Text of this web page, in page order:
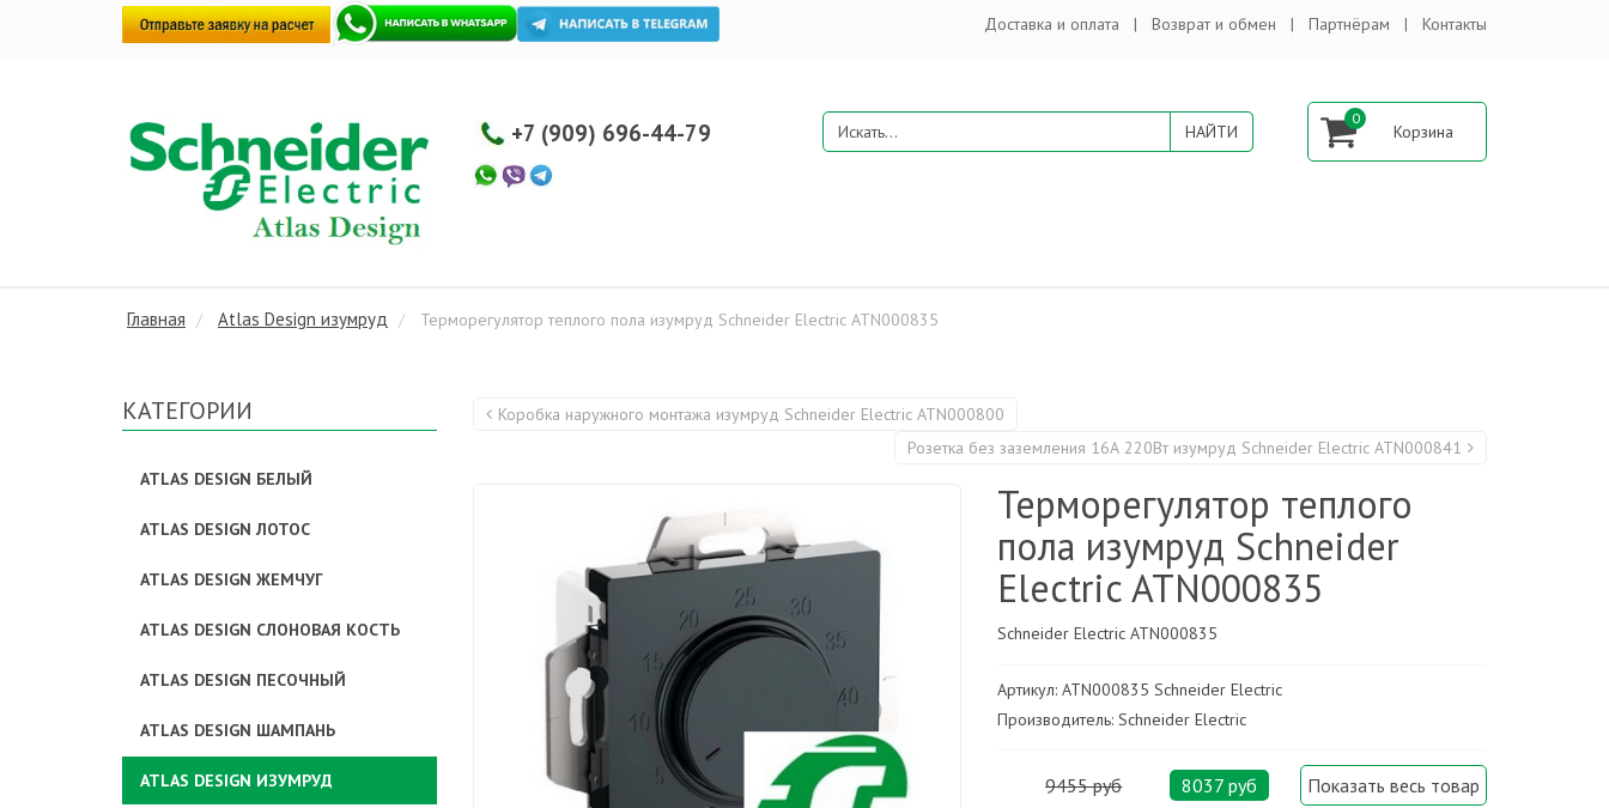
Доставка и оплата Возврат и обмен Партнёрам Контакты
+7 (909) 696-44-79
0
Главная Atlas Design изумруд Терморегулятор теплого пола изумруд Schneider Electric ATN000835
Коробка наружного монтажа изумруд Schneider Electric ATN000800
Розетка без заземления 16А 220Вт изумруд Schneider Electric ATN000841
Терморегулятор теплого
пола изумруд Schneider
Electric ATN000835
Schneider Electric ATN000835
Артикул: ATN000835 Schneider Electric
Производитель: Schneider Electric
Показать весь товар
9455 руб 8037 руб
КАТЕГОРИИ
ATLAS DESIGN БЕЛЫЙ
ATLAS DESIGN ЛОТОС
ATLAS DESIGN ЖЕМЧУГ
ATLAS DESIGN СЛОНОВАЯ КОСТЬ
ATLAS DESIGN ПЕСОЧНЫЙ
ATLAS DESIGN ШАМПАНЬ
ATLAS DESIGN ИЗУМРУД